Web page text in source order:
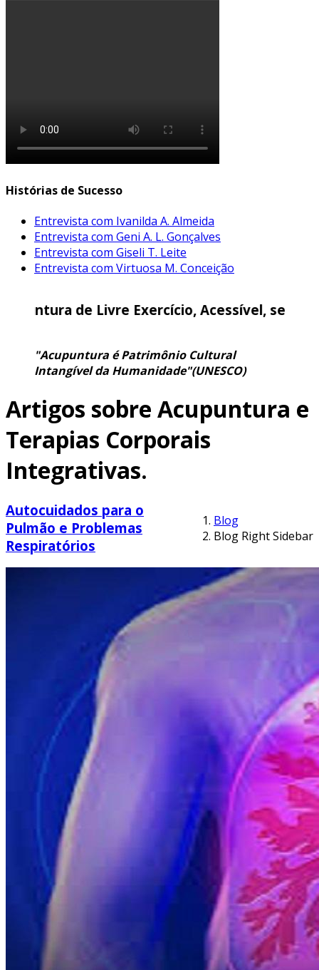
Histórias de Sucesso
Entrevista com Ivanilda A. Almeida
Entrevista com Geni A. L. Gonçalves
Entrevista com Giseli T. Leite
Entrevista com Virtuosa M. Conceição
Acessível, sem Reserva de Mercado!
"Acupuntura é Patrimônio Cultural
Intangível da Humanidade"(UNESCO)
Artigos sobre Acupuntura e
Terapias Corporais
Integrativas.
Blog
Blog Right Sidebar
Autocuidados para o
Pulmão e Problemas
Respiratórios